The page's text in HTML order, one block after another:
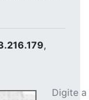
,
Digite